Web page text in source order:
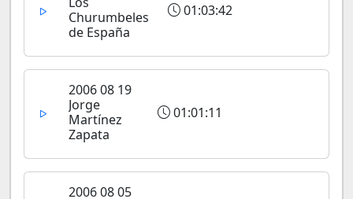
Churumbeles
de España
01:03:42
2006 08 19
Jorge
Martínez
Zapata
01:01:11
2006 08 05